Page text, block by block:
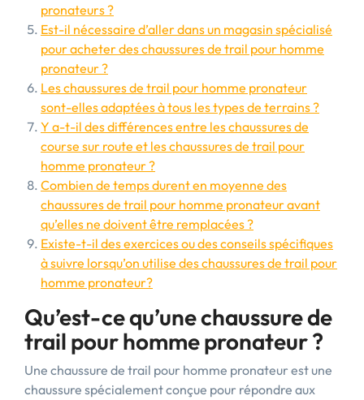
pronateurs ?
Est-il nécessaire d’aller dans un magasin spécialisé
pour acheter des chaussures de trail pour homme
pronateur ?
Les chaussures de trail pour homme pronateur
sont-elles adaptées à tous les types de terrains ?
Y a-t-il des différences entre les chaussures de
course sur route et les chaussures de trail pour
homme pronateur ?
Combien de temps durent en moyenne des
chaussures de trail pour homme pronateur avant
qu’elles ne doivent être remplacées ?
Existe-t-il des exercices ou des conseils spécifiques
à suivre lorsqu’on utilise des chaussures de trail pour
homme pronateur?
Qu’est-ce qu’une chaussure de
trail pour homme pronateur ?
Une chaussure de trail pour homme pronateur est une
chaussure spécialement conçue pour répondre aux